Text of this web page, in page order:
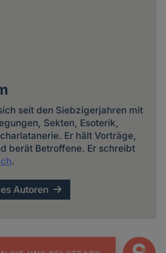
seit den Siebzigerjahren mit
Sekten, Esoterik,
Er hält Vorträge,
berät Betroffene. Er schreibt
.
Autoren